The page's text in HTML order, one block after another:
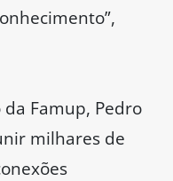
Famup, Pedro
milhares de